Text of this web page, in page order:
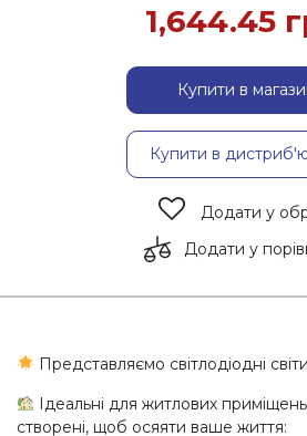
1,644.45
Купити в
Купити в
Додати у
Додати у
Представляємо світлодіодні
Ідеальні для житлових
створені, щоб осяяти ваше життя: